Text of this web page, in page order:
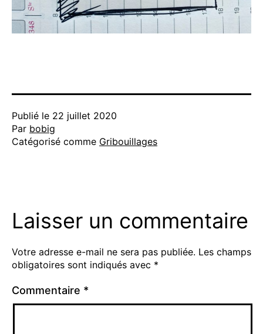
Publié le 22 juillet 2020
Par bobig
Catégorisé comme Gribouillages
Laisser un commentaire
Votre adresse e-mail ne sera pas publiée. Les champs
obligatoires sont indiqués avec *
Commentaire *